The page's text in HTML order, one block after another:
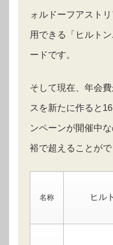
ォルドーフアスト
用できる「ヒルト
ードです。
そして現在、年会
スを新たに作ると
ンペーンが開催中
裕で超えることがで
名称 ヒル